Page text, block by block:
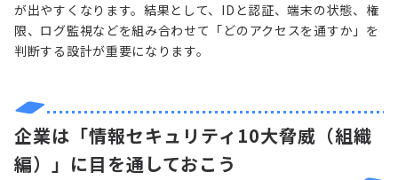
が出やすくなります。結果として、IDと認証、端末の状態、権
限、ログ監視などを組み合わせて「どのアクセスを通すか」を
判断する設計が重要になります。
企業は「情報セキュリティ10大脅威（組織
編）」に目を通しておこう